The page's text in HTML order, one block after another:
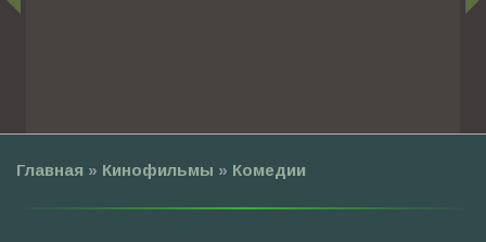
Главная » Кинофильмы » Комедии